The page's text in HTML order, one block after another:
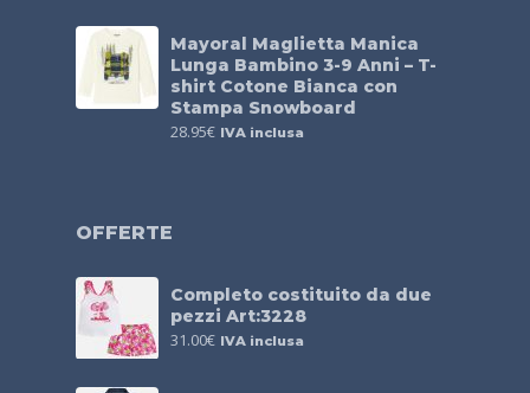
Mayoral Maglietta Manica
Lunga Bambino 3-9 Anni – T-
shirt Cotone Bianca con
Stampa Snowboard
28.95€ IVA inclusa
OFFERTE
Completo costituito da due
pezzi Art:3228
31.00€ IVA inclusa